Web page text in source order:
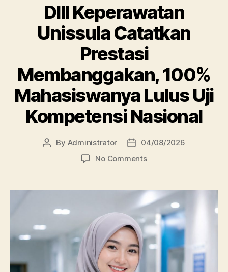
DIII Keperawatan
Unissula Catatkan
Prestasi
Membanggakan, 100%
Mahasiswanya Lulus Uji
Kompetensi Nasional
Post
By Administrator
Post
date
04/08/2026
No Commentson
Unissula
Catatkan
Prestasi
Membanggakan,
100%
Mahasiswanya